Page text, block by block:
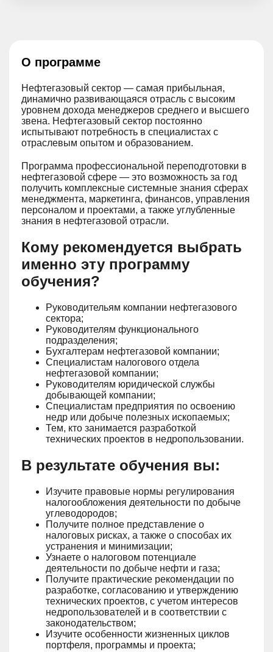
О программе
Нефтегазовый сектор — самая прибыльная,
динамично развивающаяся отрасль с высоким
уровнем дохода менеджеров среднего и высшего
звена. Нефтегазовый сектор постоянно
испытывают потребность в специалистах с
отраслевым опытом и образованием.
Программа профессиональной переподготовки в
нефтегазовой сфере — это возможность за год
получить комплексные системные знания сферах
менеджмента, маркетинга, финансов, управления
персоналом и проектами, а также углубленные
знания в нефтегазовой отрасли.
Кому рекомендуется выбрать
именно эту программу
обучения?
Руководительям компании нефтегазового
сектора;
Руководителям функционального
подразделения;
Бухгалтерам нефтегазовой компании;
Специалистам налогового отдела
нефтегазовой компании;
Руководителям юридической службы
добывающей компании;
Специалистам предприятия по освоению
недр или добыче полезных ископаемых;
Тем, кто занимается разработкой
технических проектов в недропользовании.
В результате обучения вы:
Изучите правовые нормы регулирования
налогообложения деятельности по добыче
углеводородов;
Получите полное представление о
налоговых рисках, а также о способах их
устранения и минимизации;
Узнаете о налоговом потенциале
деятельности по добыче нефти и газа;
Получите практические рекомендации по
разработке, согласованию и утверждению
технических проектов, с учетом интересов
недропользователей и в соответствии с
законодательством;
Изучите особенности жизненных циклов
портфеля, программы и проекта;